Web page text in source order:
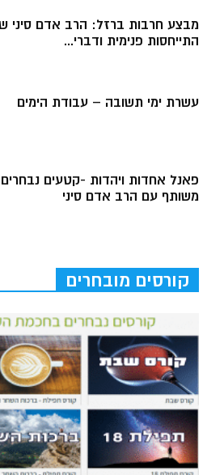
מבצע חרבות ברזל: הרב אדם סיני
התייחסות פנימית ודברי...
עשרת ימי תשובה – עבודת הימים
פאנל אחדות ויהדות -קטעים נבחרים
משותף עם הרב אדם סיני
קורסים מובחרים